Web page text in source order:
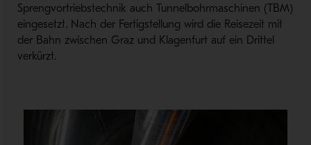
Sprengvortriebstechnik auch Tunnelbohrmaschinen (TBM)
eingesetzt. Nach der Fertigstellung wird die Reisezeit mit
der Bahn zwischen Graz und Klagenfurt auf ein Drittel
verkürzt.